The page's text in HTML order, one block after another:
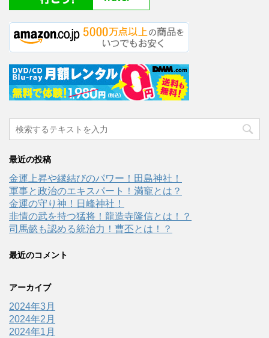
最近の投稿
金運上昇や縁結びのパワー！田島神社！
軍事と政治のエキスパート！満寵とは？
金運の守り神！日峰神社！
非情の武を持つ猛将！龍造寺隆信とは！？
司馬懿も認める統治力！曹丕とは！？
最近のコメント
アーカイブ
2024年3月
2024年2月
2024年1月